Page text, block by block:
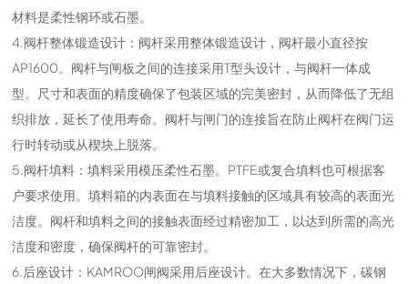
材料是柔性钢环或石墨。
4.阀杆整体锻造设计：阀杆采用整体锻造设计，阀杆最小直径按
AP1600。阀杆与闸板之间的连接采用T型头设计，与阀杆一体成
型。尺寸和表面的精度确保了包装区域的完美密封，从而降低了无组
织排放，延长了使用寿命。阀杆与闸门的连接旨在防止阀杆在阀门运
行时转动或从楔块上脱落。
5.阀杆填料：填料采用模压柔性石墨。PTFE或复合填料也可根据客
户要求使用。填料箱的内表面在与填料接触的区域具有较高的表面光
洁度。阀杆和填料之间的接触表面经过精密加工，以达到所需的高光
洁度和密度，确保阀杆的可靠密封。
6.后座设计：KAMROO闸阀采用后座设计。在大多数情况下，碳钢